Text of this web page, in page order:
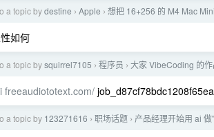
a topic bydestine › Apple › 想把 16+256 的 M4 Mac
如何
a topic bysquirrel7105 › 程序员 › 大家 VibeCoding 的作
freeaudiototext.com/
a topic by 123271616 › 职场话题 › 产品经理开始用 ai